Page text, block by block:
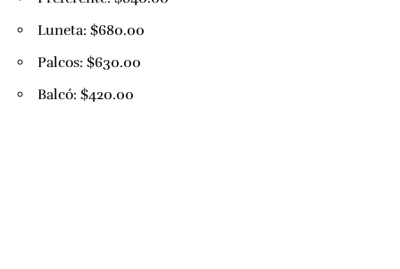
Luneta: $680.00
Palcos: $630.00
Balcó: $420.00